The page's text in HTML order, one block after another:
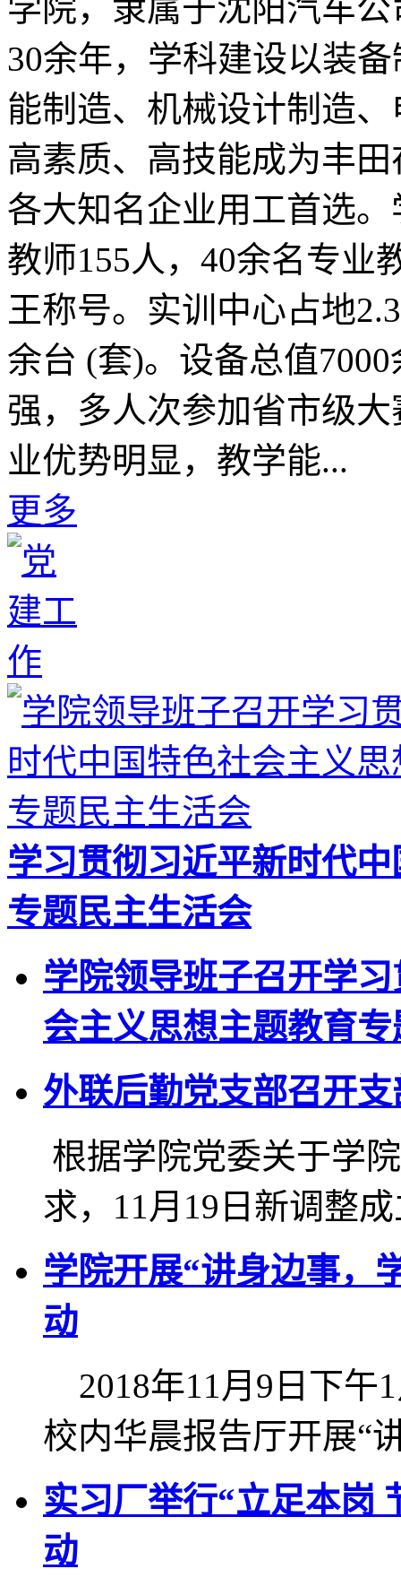
学院，隶属于沈阳汽车
30余年，学科建设以装
能制造、机械设计制造
高素质、高技能成为丰
各大知名企业用工首选
教师155人，40余名专业
王称号。实训中心占地
余台 (套)。设备总值
强，多人次参加省市级
业优势明显，教学能...
更多
学习贯彻习近平新时代
专题民主生活会
学院领导班子召开学
会主义思想主题教育
外联后勤党支部召开
根据学院党委关于学
求，11月19日新调整
学院开展“讲身边事，
动
2018年11月9日下午
校内华晨报告厅开展“
实习厂举行“立足本岗
动